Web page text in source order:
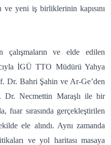
yeni iş birliklerinin kapısını
çalışmaların ve elde edilen
İGÜ TTO Müdürü Yahya
Dr. Bahri Şahin ve Ar-Ge’den
Dr. Necmettin Maraşlı ile bir
fuar sırasında gerçekleştirilen
ele alındı. Aynı zamanda
ve yol haritası masaya